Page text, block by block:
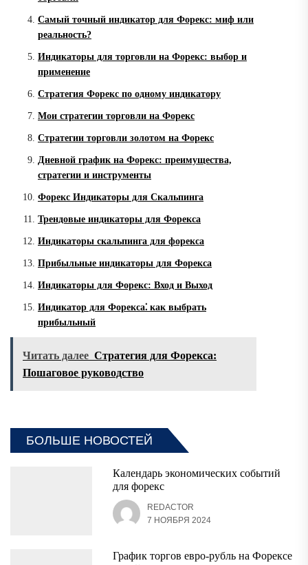
Самый точный индикатор для Форекс: миф или
реальность?
Индикаторы для торговли на Форекс: выбор и
применение
Стратегия Форекс по одному индикатору
Мои стратегии торговли на Форекс
Стратегии торговли золотом на Форекс
Дневной график на Форекс: преимущества,
стратегии и инструменты
Форекс Индикаторы для Скальпинга
Трендовые индикаторы для Форекса
Индикаторы скальпинга для форекса
Прибыльные индикаторы для Форекса
Индикаторы для Форекс: Вход и Выход
Индикатор для Форекса⁚ как выбрать
прибыльный
Читать далее Стратегия для Форекса:
Пошаговое руководство
БОЛЬШЕ НОВОСТЕЙ
Календарь экономических событий
для форекс
REDACTOR
7 НОЯБРЯ 2024
График торгов евро-рубль на Форексе